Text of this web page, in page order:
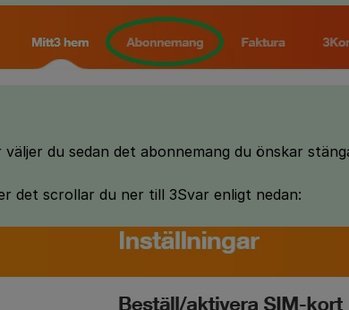
väljer du sedan det abonnemang du önskar
det scrollar du ner till 3Svar enligt nedan: